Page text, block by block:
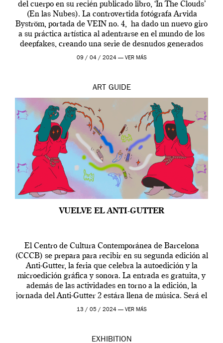
del cuerpo en su recién publicado libro, ‘In The Clouds’
(En las Nubes). La controvertida fotógrafa Arvida
Byström, portada de VEIN no. 4, ha dado un nuevo giro
a su práctica artística al adentrarse en el mundo de los
deepfakes, creando una serie de desnudos generados
por […]
09 / 04 / 2024 — VER MÁS
ART GUIDE
VUELVE EL ANTI-GUTTER
El Centro de Cultura Contemporánea de Barcelona
(CCCB) se prepara para recibir en su segunda edición al
Anti-Gutter, la feria que celebra la autoedición y la
microedición gráfica y sonora. La entrada es gratuita, y
además de las actividades en torno a la edición, la
jornada del Anti-Gutter 2 estára llena de música. Será el
[…]
13 / 05 / 2024 — VER MÁS
EXHIBITION